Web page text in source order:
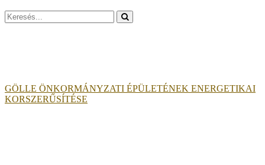
Search
for:
GÖLLE ÖNKORMÁNYZATI ÉPÜLETÉNEK ENERGETIKAI
KORSZERŰSÍTÉSE